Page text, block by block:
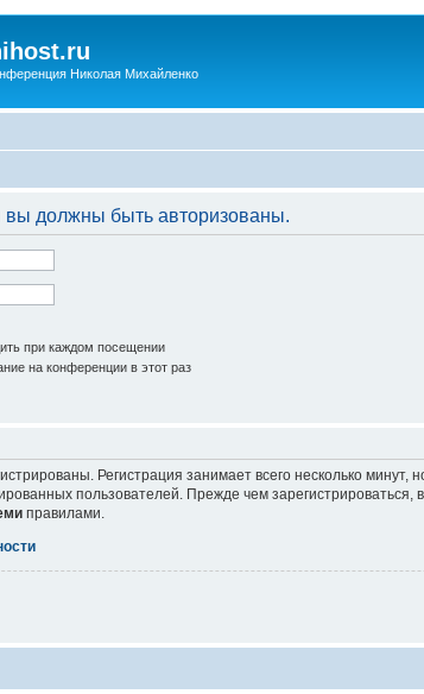
Николая Михайленко
должны быть авторизованы.
при каждом посещении
на конференции в этот раз
Регистрация занимает всего несколько
пользователей. Прежде чем
правилами.